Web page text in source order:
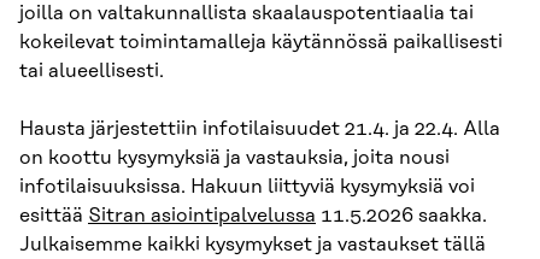
joilla on valtakunnallista skaalauspotentiaalia tai
kokeilevat toimintamalleja käytännössä paikallisesti
tai alueellisesti.
Hausta järjestettiin infotilaisuudet 21.4. ja 22.4. Alla
on koottu kysymyksiä ja vastauksia, joita nousi
infotilaisuuksissa. Hakuun liittyviä kysymyksiä voi
esittää Sitran asiointipalvelussa 11.5.2026 saakka.
Julkaisemme kaikki kysymykset ja vastaukset tällä